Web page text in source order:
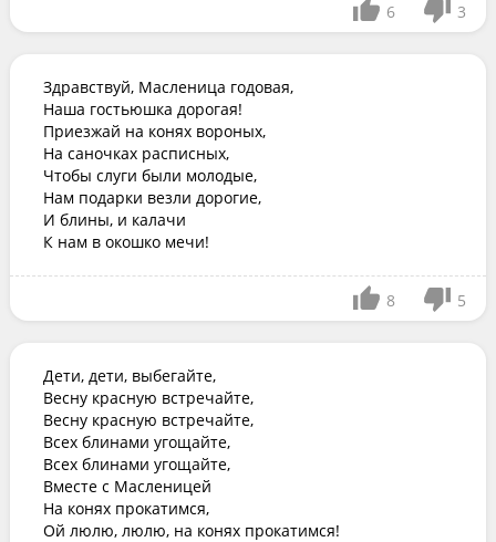
6 3
Здравствуй, Масленица годовая,
Наша гостьюшка дорогая!
Приезжай на конях вороных,
На саночках расписных,
Чтобы слуги были молодые,
Нам подарки везли дорогие,
И блины, и калачи
К нам в окошко мечи!
8 5
Дети, дети, выбегайте,
Весну красную встречайте,
Весну красную встречайте,
Всех блинами угощайте,
Всех блинами угощайте,
Вместе с Масленицей
На конях прокатимся,
Ой люлю, люлю, на конях прокатимся!